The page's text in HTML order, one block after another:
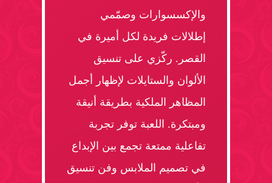
والإكسسوارات وصمّمي
إطلالات فريدة لكل أميرة في
القصر. ركّزي على تنسيق
الألوان والستايلات لإظهار أجمل
المظاهر الملكية بطريقة أنيقة
ومبتكرة. اللعبة توفر تجربة
تفاعلية ممتعة تجمع بين الإبداع
في تصميم الملابس وفن تنسيق